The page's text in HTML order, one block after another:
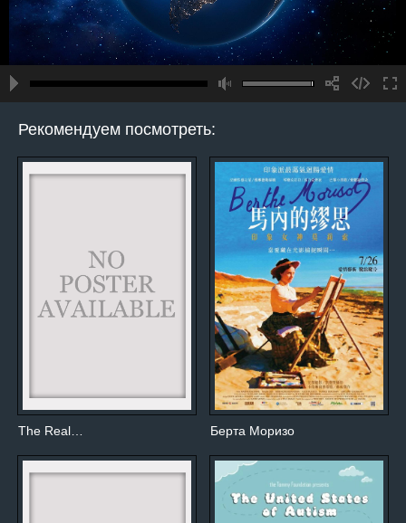
Рекомендуем посмотреть:
The Real… Берта Моризо